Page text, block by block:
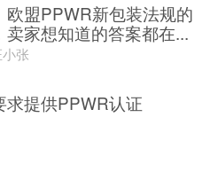
欧盟PPWR新包装法规的
卖家想知道的答案都在...
张
求提供PPWR认证